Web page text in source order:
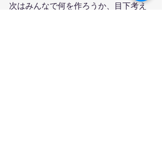
次はみんなで何を作ろうか、目下考え